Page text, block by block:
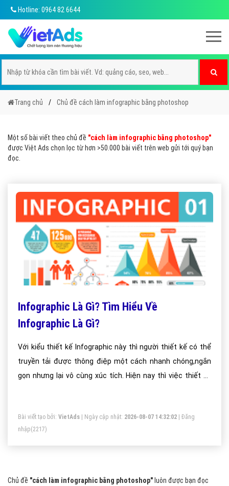
Hotline: 0964 82 6644
Trang chủ Chủ đề cách làm infographic bằng photoshop
Một số bài viết theo chủ đề "cách làm infographic bằng photoshop"
được Việt Ads chọn lọc từ hơn >50.000 bài viết trên web gửi tới quý bạn
đọc.
Infographic Là Gì? Tìm Hiểu Về
Infographic Là Gì?
Với kiểu thiết kế Infographic này thì người thiết kế có thể
truyền tải được thông điệp một cách nhanh chóng,ngắn
gọn nhưng lại vô cùng xúc tích. Hiện nay thì việc thiết kế
trang giấy trở nên dễ hiểu và dễ cảm nhận hơn bao giờ hết.
Bài viết tạo bởi: VietAds | Ngày cập nhật: 2026-08-07 14:32:02
Đăng
nhập(2217)
Chủ đề "cách làm infographic bằng photoshop" luôn được bạn đọc